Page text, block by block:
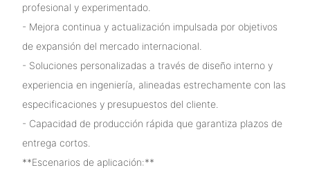
profesional y experimentado.
- Mejora continua y actualización impulsada por objetivos
de expansión del mercado internacional.
- Soluciones personalizadas a través de diseño interno y
experiencia en ingeniería, alineadas estrechamente con las
especificaciones y presupuestos del cliente.
- Capacidad de producción rápida que garantiza plazos de
entrega cortos.
**Escenarios de aplicación:**